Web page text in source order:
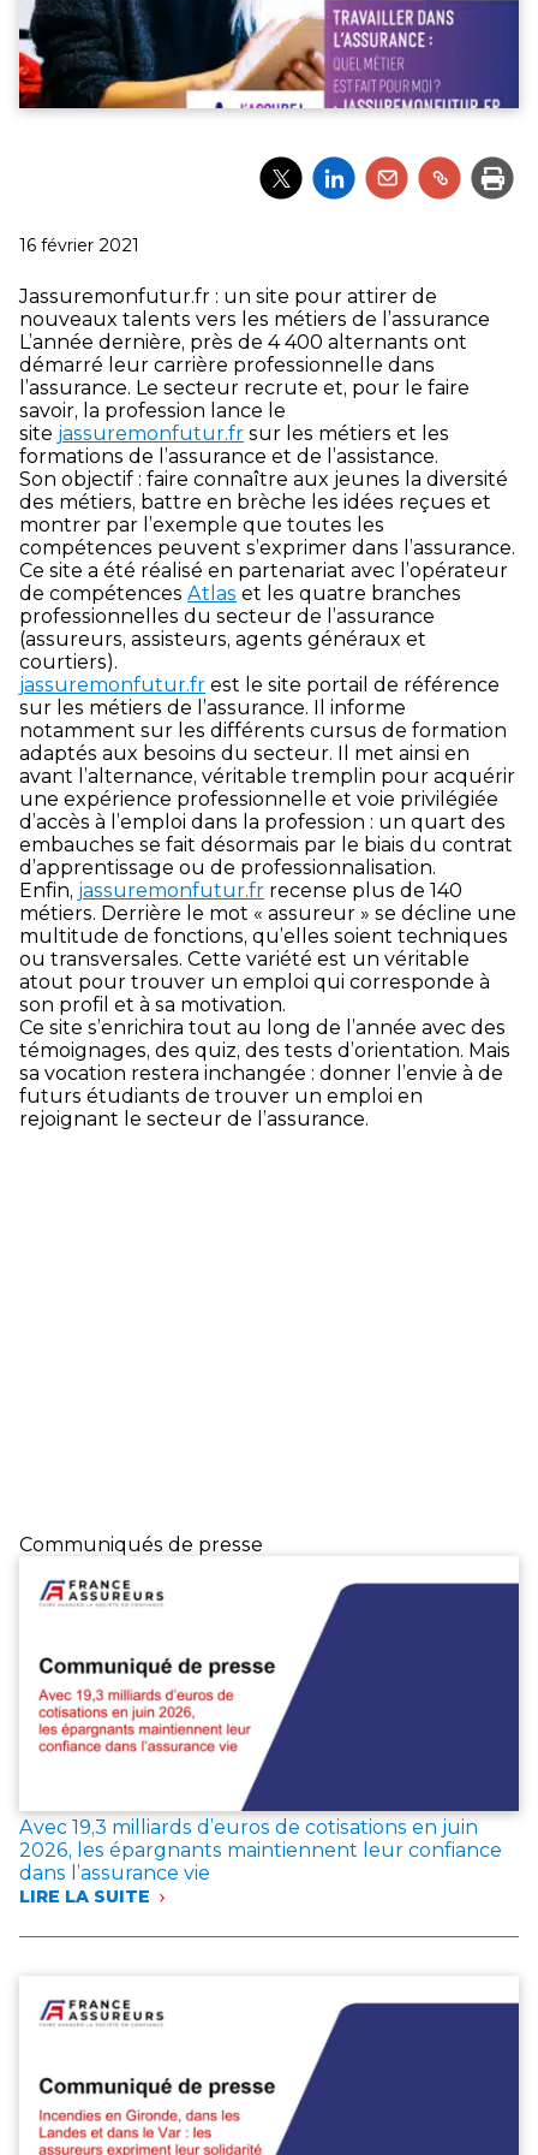
Partager
l'article
Partager
l'article
Partager
l'article
Partager
l'article
Publié
16 février 2021
Jassuremonfutur.fr : un site pour attirer de
nouveaux talents vers les métiers de l’assurance
L’année dernière, près de 4 400 alternants ont
démarré leur carrière professionnelle dans
l’assurance. Le secteur recrute et, pour le faire
savoir, la profession lance le
site jassuremonfutur.fr sur les métiers et les
formations de l’assurance et de l’assistance.
Son objectif : faire connaître aux jeunes la diversité
des métiers, battre en brèche les idées reçues et
montrer par l’exemple que toutes les
compétences peuvent s’exprimer dans l’assurance.
Ce site a été réalisé en partenariat avec l’opérateur
de compétences Atlas et les quatre branches
professionnelles du secteur de l’assurance
(assureurs, assisteurs, agents généraux et
courtiers).
jassuremonfutur.fr est le site portail de référence
sur les métiers de l’assurance. Il informe
notamment sur les différents cursus de formation
adaptés aux besoins du secteur. Il met ainsi en
avant l’alternance, véritable tremplin pour acquérir
une expérience professionnelle et voie privilégiée
d’accès à l’emploi dans la profession : un quart des
embauches se fait désormais par le biais du contrat
d’apprentissage ou de professionnalisation.
Enfin, jassuremonfutur.fr recense plus de 140
métiers. Derrière le mot « assureur » se décline une
multitude de fonctions, qu’elles soient techniques
ou transversales. Cette variété est un véritable
atout pour trouver un emploi qui corresponde à
son profil et à sa motivation.
Ce site s’enrichira tout au long de l’année avec des
témoignages, des quiz, des tests d’orientation. Mais
sa vocation restera inchangée : donner l’envie à de
futurs étudiants de trouver un emploi en
rejoignant le secteur de l’assurance.
Communiqués de presse
Avec 19,3 milliards d’euros de cotisations en juin
2026, les épargnants maintiennent leur confiance
dans l’assurance vie
LIRE LA SUITE
:
COTISATIONS
2026,
LES
ÉPARGNANTS
MAINTIENNENT